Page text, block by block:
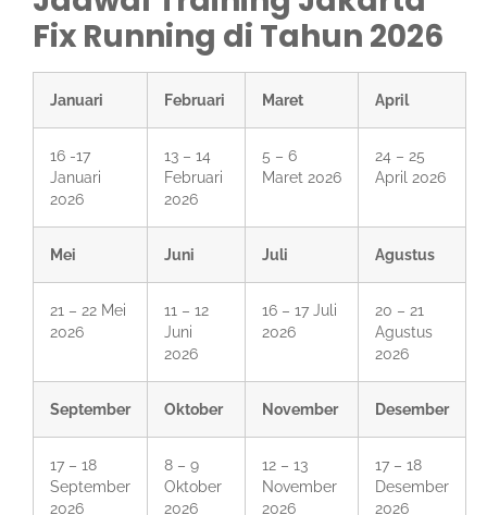
Fix Running di Tahun 2026
Januari Februari Maret April
16 -17
Januari
2026
13 – 14
Februari
2026
5 – 6
Maret 2026
24 – 25
April 2026
Mei Juni Juli Agustus
21 – 22 Mei
2026
11 – 12
Juni
2026
16 – 17 Juli
2026
20 – 21
Agustus
2026
September Oktober November Desember
17 – 18
September
2026
8 – 9
Oktober
2026
12 – 13
November
2026
17 – 18
Desember
2026